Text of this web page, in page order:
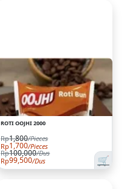
ROTI OOJHI 2000
Rp1,800/Pieces
Rp1,700/Pieces
Rp100,000/Dus
Rp99,500/Dus 🛒